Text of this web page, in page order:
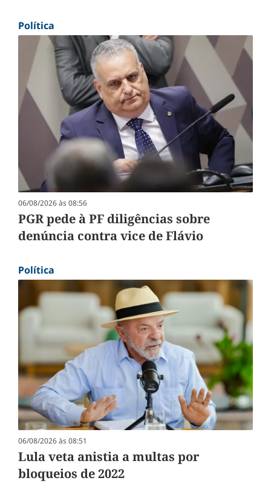
Política
06/08/2026 às 08:56
PGR pede à PF diligências sobre
denúncia contra vice de Flávio
Política
06/08/2026 às 08:51
Lula veta anistia a multas por
bloqueios de 2022